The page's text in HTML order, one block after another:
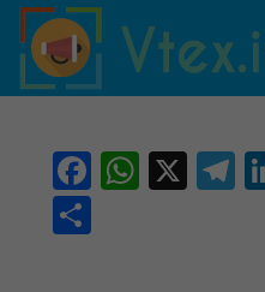
Skip to main content
Facebook
X